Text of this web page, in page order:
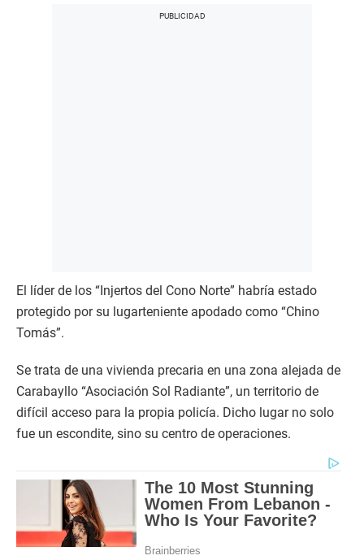
El líder de los “Injertos del Cono Norte” habría estado
protegido por su lugarteniente apodado como “Chino
Tomás”.
Se trata de una vivienda precaria en una zona alejada de
Carabayllo “Asociación Sol Radiante”, un territorio de
difícil acceso para la propia policía. Dicho lugar no solo
fue un escondite, sino su centro de operaciones.